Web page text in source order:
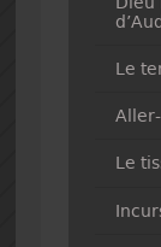
Le
Le